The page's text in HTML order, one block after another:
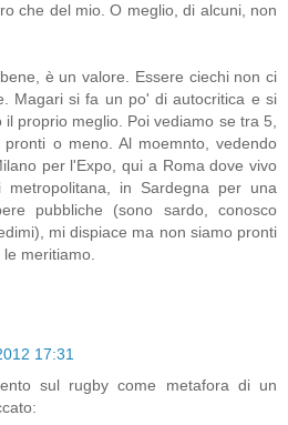
che del mio. O meglio, di alcuni, non
è un valore. Essere ciechi non ci
Magari si fa un po' di autocritica e si
proprio meglio. Poi vediamo se tra 5,
o meno. Al moemnto, vedendo
per l'Expo, qui a Roma dove vivo
in Sardegna per una
pubbliche (sono sardo, conosco
mi dispiace ma non siamo pronti
meritiamo.
17:31
sul rugby come metafora di un